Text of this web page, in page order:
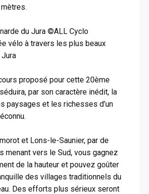
du Jura ©ALL Cyclo
vélo à travers les plus beaux
proposé pour cette 20ème
par son caractère inédit, la
paysages et les richesses d’un
et Lons-le-Saunier, par de
menant vers le Sud, vous gagnez
de la hauteur et pouvez goûter
des villages traditionnels du
Des efforts plus sérieux seront